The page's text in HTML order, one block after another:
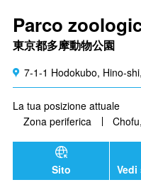
Parco
東京都多摩動物公園
7-1-1 Hodokubo, Hino-
La tua posizione attuale
Zona periferica
Sito